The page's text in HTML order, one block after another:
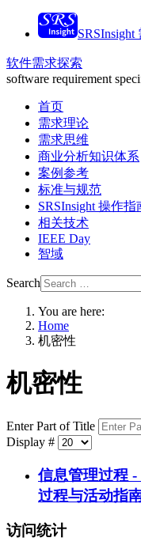
软件需求探索
software requirement
首页
需求理论
需求思维
商业分析知识体系
案例参考
标准与规范
SRSInsight 操作指
相关技术
IEEE Day
智域
Search
You are here:
Home
机密性
机密性
Enter Part of Title
Display #
信息管理过程
过程与活动指
访问统计